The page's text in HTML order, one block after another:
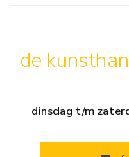
de
dinsdag t/m